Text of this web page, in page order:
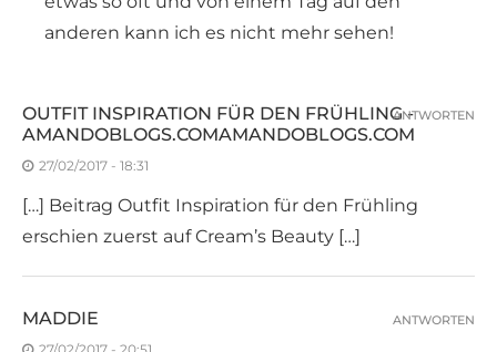
anderen kann ich es nicht mehr sehen!
OUTFIT INSPIRATION FÜR DEN FRÜHLING -
AMANDOBLOGS.COMAMANDOBLOGS.COM
27/02/2017 - 18:31
[…] Beitrag Outfit Inspiration für den Frühling
erschien zuerst auf Cream’s Beauty […]
ANTWORTEN
MADDIE ANTWORTEN